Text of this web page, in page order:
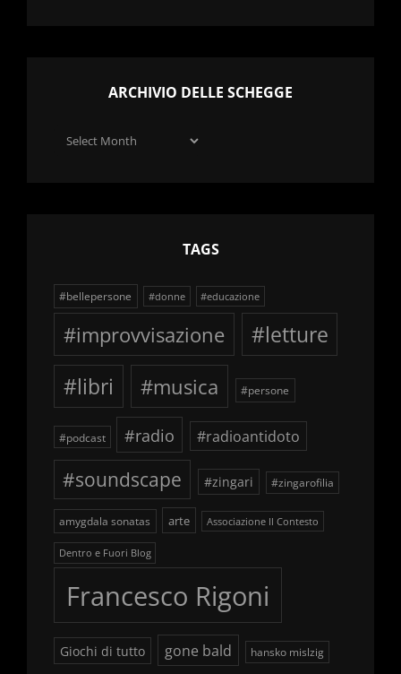
ARCHIVIO DELLE SCHEGGE
Archivio
TAGS
#bellepersone #donne #educazione
#improvvisazione
#letture
#libri
#musica #persone
#podcast #radio #radioantidoto
#soundscape #zingari #zingarofilia
amygdala sonatas arte Associazione Il Contesto
Dentro e Fuori Blog
Francesco Rigoni
Giochi di tutto gone bald hansko mislzig